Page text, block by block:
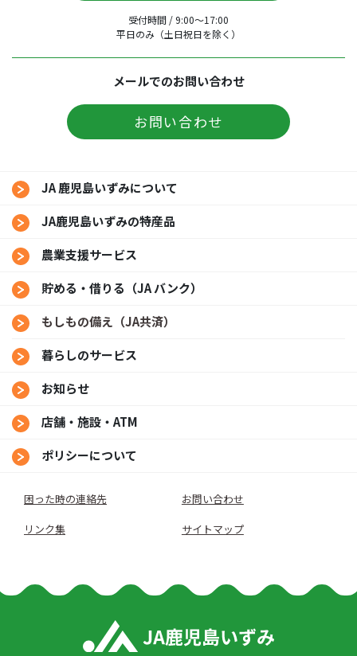
受付時間 / 9:00〜17:00
平日のみ（土日祝日を除く）
メールでのお問い合わせ
お問い合わせ
JA 鹿児島いずみについて
JA鹿児島いずみの特産品
農業支援サービス
貯める・借りる（JA バンク）
もしもの備え（JA共済）
暮らしのサービス
お知らせ
店舗・施設・ATM
ポリシーについて
困った時の連絡先
お問い合わせ
リンク集
サイトマップ